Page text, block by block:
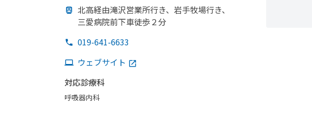
北高経由滝沢営業所行き、 岩手牧場行き、
三愛病院前下車徒歩２分
019-641-6633
ウェブサイト
対応診療科
呼吸器内科